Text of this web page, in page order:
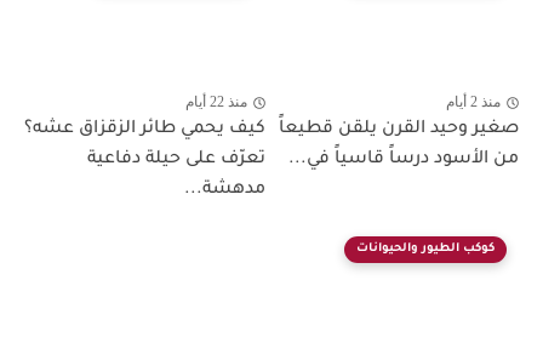
منذ 2 أيام
صغير وحيد القرن يلقن قطيعاً
من الأسود درساً قاسياً في...
منذ 22 أيام
كيف يحمي طائر الزقزاق عشه؟
تعرّف على حيلة دفاعية
مدهشة...
كوكب الطيور والحيوانات